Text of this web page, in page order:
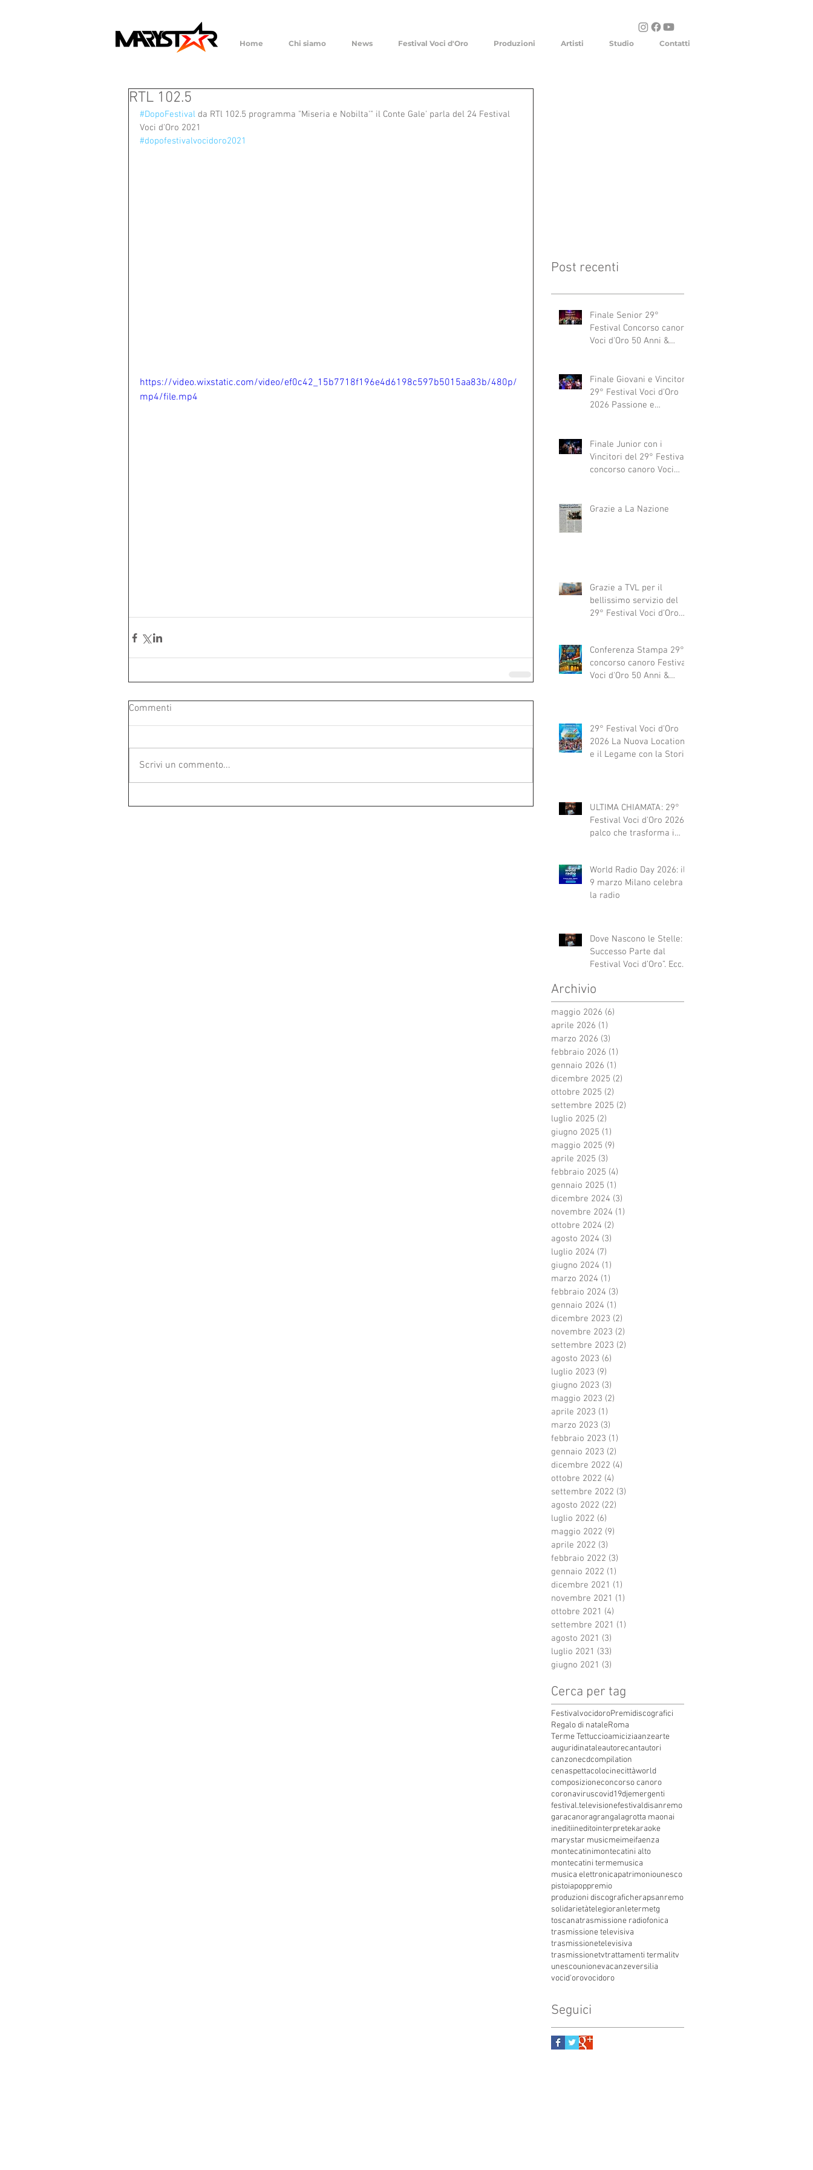
Home Chi siamo News Festival Voci d'Oro Produzioni Artisti Studio Contatti
RTL 102.5
#DopoFestival da RTl 102.5 programma "Miseria e Nobilta'" il Conte Gale' parla del 24 Festival
Voci d'Oro 2021
#dopofestivalvocidoro2021
https://video.wixstatic.com/video/ef0c42_15b7718f196e4d6198c597b5015aa83b/480p/
mp4/file.mp4
Commenti
Scrivi un commento...
Post recenti
Finale Senior 29°
Festival Concorso canoro
Voci d'Oro 50 Anni &
abbracciano"
Finale Giovani e Vincitori
29° Festival Voci d'Oro
2026 Passione e
Finale Junior con i
Vincitori del 29° Festival
concorso canoro Voci
Grazie a La Nazione
Grazie a TVL per il
bellissimo servizio del
29° Festival Voci d'Oro
Conferenza Stampa 29°
concorso canoro Festival
Voci d'Oro 50 Anni &
29° Festival Voci d'Oro
2026 La Nuova Location
e il Legame con la Storia
ULTIMA CHIAMATA: 29°
Festival Voci d'Oro 2026 Il
palco che trasforma i
World Radio Day 2026: il
9 marzo Milano celebra
la radio
Dove Nascono le Stelle: Il
Successo Parte dal
Festival Voci d’Oro”. Ecco
Archivio
maggio 2026 (6)
aprile 2026 (1)
marzo 2026 (3)
febbraio 2026 (1)
gennaio 2026 (1)
dicembre 2025 (2)
ottobre 2025 (2)
settembre 2025 (2)
luglio 2025 (2)
giugno 2025 (1)
maggio 2025 (9)
aprile 2025 (3)
febbraio 2025 (4)
gennaio 2025 (1)
dicembre 2024 (3)
novembre 2024 (1)
ottobre 2024 (2)
agosto 2024 (3)
luglio 2024 (7)
giugno 2024 (1)
marzo 2024 (1)
febbraio 2024 (3)
gennaio 2024 (1)
dicembre 2023 (2)
novembre 2023 (2)
settembre 2023 (2)
agosto 2023 (6)
luglio 2023 (9)
giugno 2023 (3)
maggio 2023 (2)
aprile 2023 (1)
marzo 2023 (3)
febbraio 2023 (1)
gennaio 2023 (2)
dicembre 2022 (4)
ottobre 2022 (4)
settembre 2022 (3)
agosto 2022 (22)
luglio 2022 (6)
maggio 2022 (9)
aprile 2022 (3)
febbraio 2022 (3)
gennaio 2022 (1)
dicembre 2021 (1)
novembre 2021 (1)
ottobre 2021 (4)
settembre 2021 (1)
agosto 2021 (3)
luglio 2021 (33)
giugno 2021 (3)
Cerca per tag
FestivalvocidoroPremidiscografici
Regalo di nataleRoma
Terme Tettuccioamiciziaanzearte
auguridinataleautorecantautori
canzonecdcompilation
cenaspettacolocinecittàworld
composizioneconcorso canoro
coronaviruscovid19djemergenti
festival.televisionefestivaldisanremo
garacanoragrangalagrotta maonai
ineditiineditointerpretekaraoke
marystar musicmeimeifaenza
montecatinimontecatini alto
montecatini termemusica
musica elettronicapatrimoniounesco
pistoiapoppremio
produzioni discograficherapsanremo
solidarietàtelegioranletermetg
toscanatrasmissione radiofonica
trasmissione televisiva
trasmissionetelevisiva
trasmissionetvtrattamenti termalitv
unescounionevacanzeversilia
vocid'orovocidoro
Seguici